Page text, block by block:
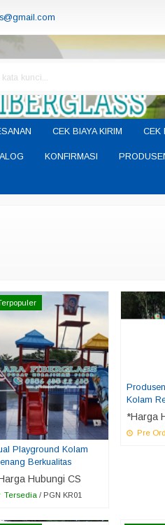
CEK BIAYA KIRIM CEK
KONFIRMASI
Playground Kolam
Berkualitas
Hubungi CS
Tersedia / PGN KR01
Kolam
*Harga
Pre